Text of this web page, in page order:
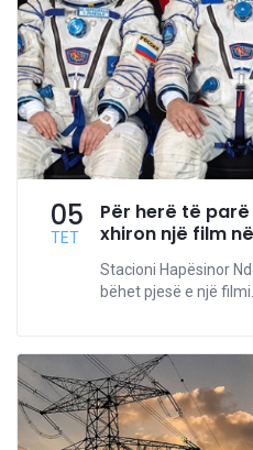
05
TET
Për herë të
xhiron një film
Stacioni Hapësinor
bëhet pjesë e një